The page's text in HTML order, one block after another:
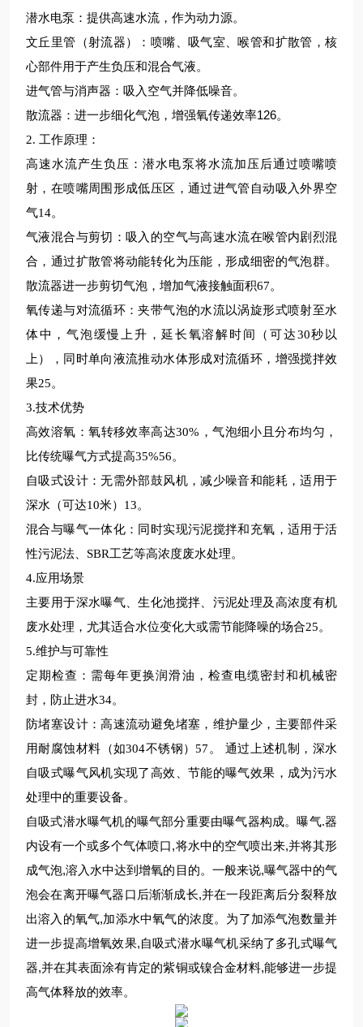
潜水电泵：提供高速水流，作为动力源。
文丘里管（射流器）：喷嘴、吸气室、喉管和扩散管，核
心部件用于产生负压和混合气液。
进气管与消声器：吸入空气并降低噪音。
散流器：进一步细化气泡，增强氧传递效率126。
2. 工作原理 ：
高速水流产生负压：潜水电泵将水流加压后通过喷嘴喷
射，在喷嘴周围形成低压区，通过进气管自动吸入外界空
气14。
气液混合与剪切：吸入的空气与高速水流在喉管内剧烈混
合，通过扩散管将动能转化为压能，形成细密的气泡群。
散流器进一步剪切气泡，增加气液接触面积67。
氧传递与对流循环：夹带气泡的水流以涡旋形式喷射至水
体中，气泡缓慢上升，延长氧溶解时间（可达30秒以
上），同时单向液流推动水体形成对流循环，增强搅拌效
果25。
3.技术优势
高效溶氧：氧转移效率高达30% ，气泡细小且分布均匀，
比传统曝气方式提高35%56。
自吸式设计：无需外部鼓风机，减少噪音和能耗，适用于
深水（可达10米） 13。
混合与曝气一体化：同时实现污泥搅拌和充氧，适用于活
性污泥法、 SBR工艺等高浓度废水处理。
4.应用场景
主要用于深水曝气、生化池搅拌、污泥处理及高浓度有机
废水处理，尤其适合水位变化大或需节能降噪的场合25。
5.维护与可靠性
定期检查：需每年更换润滑油，检查电缆密封和机械密
封，防止进水34。
防堵塞设计：高速流动避免堵塞，维护量少，主要部件采
用耐腐蚀材料（如304不锈钢）57 。 通过上述机制，深水
自吸式曝气风机实现了高效、节能的曝气效果，成为污水
处理中的重要设备。
自吸式潜水曝气机的曝气部分重要由曝气器构成。曝气.器
内设有一个或多个气体喷口,将水中的空气喷出来,并将其形
成气泡,溶入水中达到增氧的目的。一般来说,曝气器中的气
泡会在离开曝气器口后渐渐成长,并在一段距离后分裂释放
出溶入的氧气,加添水中氧气的浓度。为了加添气泡数量并
进一步提高增氧效果,自吸式潜水曝气机采纳了多孔式曝气
器,并在其表面涂有肯定的紫铜或镍合金材料,能够进一步提
高气体释放的效率。